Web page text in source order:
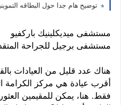
توضيح هام جدا حول البطاقه
مستشفى ميديكلينيك باركفيو
مستشفى برجيل للجراحة
أقرب عيادة هي مركز الكرامة